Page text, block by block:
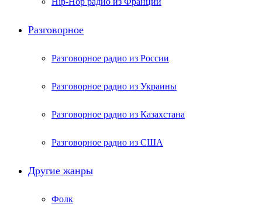
Разговорное
Разговорное радио из России
Разговорное радио из Украины
Разговорное радио из Казахстана
Разговорное радио из США
Другие жанры
Фолк